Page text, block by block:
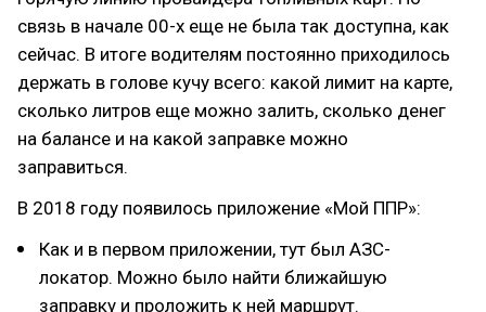
связь в начале 00-х еще не была так доступна, как
сейчас. В итоге водителям постоянно приходилось
держать в голове кучу всего: какой лимит на карте,
сколько литров еще можно залить, сколько денег
на балансе и на какой заправке можно
заправиться.
В 2018 году появилось приложение «Мой ППР»:
Как и в первом приложении, тут был АЗС-
локатор. Можно было найти ближайшую
заправку и проложить к ней маршрут.